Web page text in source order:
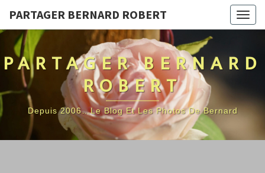
PARTAGER BERNARD ROBERT
PARTAGER BERNARD
ROBERT
Depuis 2006…Le Blog Et Les Photos De Bernard